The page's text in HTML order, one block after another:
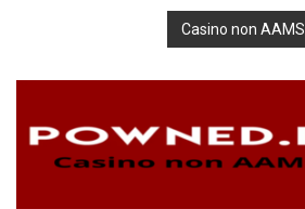
Casino non AAMS